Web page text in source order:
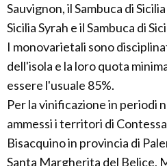
Sauvignon, il Sambuca di
Sicilia Syrah e il Sambuca di
I monovarietali sono
dell'isola e la loro quota
essere l'usuale 85%.
Per la vinificazione in periodi
ammessi i territori di
Bisacquino in provincia di
Santa Margherita del Belice,